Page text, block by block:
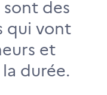
des
qui vont
et
durée.